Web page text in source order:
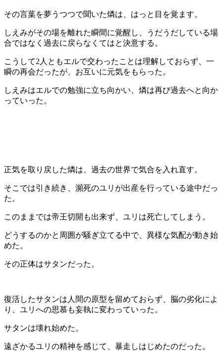
その言葉を夢うつつで聞いた燐は、はっと目を覚ます。
しえみがその場を離れた瞬間に覚醒し、うだうだしている場
合ではなく過去に戻らなくてはと決意する。
こうして2人ともエルで交わったことは理解しておらず、一
瞬の再会だったが、お互いに元気をもらった。
しえみはエルでの勉強に立ち向かい、燐は再び過去へと向か
っていった。
正気を取り戻した燐は、過去の世界で気合を入れ直す。
そこでは引き続き、瀕死のユリが出産を行っている途中だっ
た。
このままでは帝王切開も出来ず、ユリは死亡してしまう。
どうするのかと周囲が騒ぎ立てる中で、異様な気配が動き始
めた。
その正体はサタンだった。
復活したサタンは人間の原型を留めておらず、脳の劣化によ
り、ユリへの思慕も妄執に変わっていった。
サタンは壊れ始めた。
遠ざかるユリの精神を感じて、暴走しはじめたのだった。